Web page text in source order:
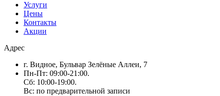
Услуги
Цены
Контакты
Акции
Адрес
г. Видное, Бульвар Зелёные Аллеи, 7
Пн-Пт: 09:00-21:00.
Сб: 10:00-19:00.
Вс: по предварительной записи